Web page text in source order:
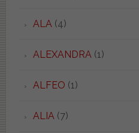
ALA(4)
ALEXANDRA(1)
ALFEO (1)
ALIA(7)